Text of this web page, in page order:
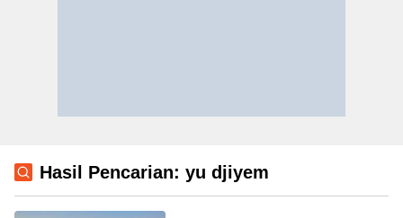
Hasil Pencarian: yu djiyem